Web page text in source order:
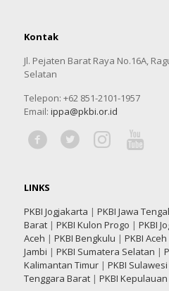
Kontak
Jl. Pejaten Barat Raya No.16A,
Selatan
Telepon: +62 851-2101-1957
Email: ippa@pkbi.or.id
LINKS
PKBI Jogjakarta | PKBI Jawa
Barat| PKBI Kulon Progo | PKBI
Aceh | PKBI Bengkulu | PKBI Aceh
Jambi | PKBI Sumatera Selatan |
Kalimantan Timur| PKBI
Tenggara Barat| PKBI Kepulauan